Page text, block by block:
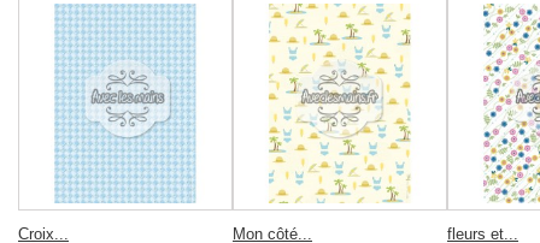
Croix... Mon côté... fleurs et...